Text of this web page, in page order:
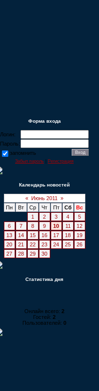
Форма входа
Логин:
Пароль:
запомнить
Забыл пароль Регистрация
Календарь новостей
« Июнь 2011
»
Пн
Вт Ср Чт Пт Сб
Вс
1
2 3 4
5
6
7 8 9 10 11
12
13
14 15 16 17 18
19
20
21 22 23 24 25
26
27
28 29 30
Статистика дня
Онлайн всего: 2
Гостей: 2
Пользователей: 0